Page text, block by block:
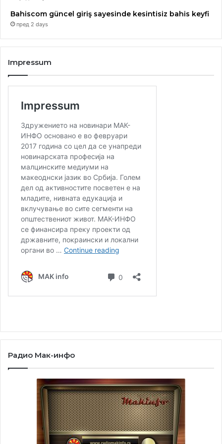
сликарка, туку и како поетеса. Таа е авторка на четири
збирки поезија и билингвална поетеса. На настанот Ана
говореше авторска поезија на двата јазика – српски и
семејство. Дипломирала на Музичката академија во
Белград. Живее и работи во Белград. Нејзините
ликовни дела биле изложени на групни изложби во
Белград и Охрид. „Линиите на световите” е нејзина
прва самостојна изложба, а авторката одлучила
изложбата делумно да има продажен карактер и
Bahiscom güncel giriş sayesinde kesintisiz bahis keyfi
пред 2 days
Impressum
Радио Мак-инфо